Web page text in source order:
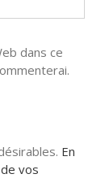
dans ce
En
vos